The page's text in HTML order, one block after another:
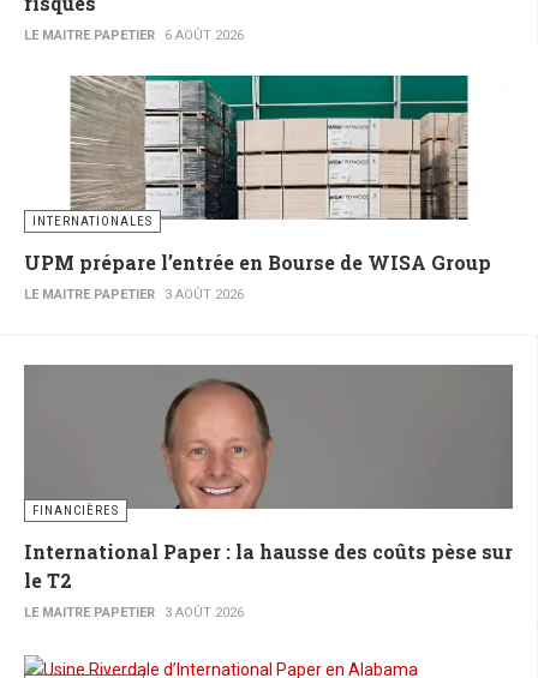
LE MAITRE PAPETIER 6 AOÛT 2026
INTERNATIONALES
UPM prépare l’entrée en Bourse de WISA Group
LE MAITRE PAPETIER 3 AOÛT 2026
FINANCIÈRES
International Paper : la hausse des coûts pèse sur
le T2
LE MAITRE PAPETIER 3 AOÛT 2026